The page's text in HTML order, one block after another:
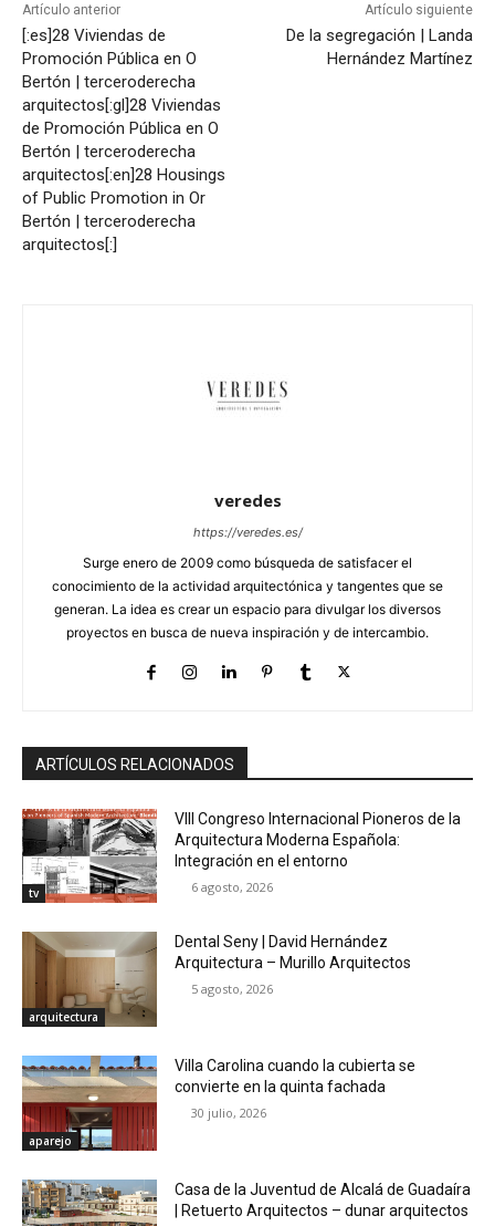
Artículo anterior
[:es]28 Viviendas de
Promoción Pública en O
Bertón | terceroderecha
arquitectos[:gl]28 Viviendas
de Promoción Pública en O
Bertón | terceroderecha
arquitectos[:en]28 Housings
of Public Promotion in Or
Bertón | terceroderecha
arquitectos[:]
Artículo siguiente
De la segregación | Landa
Hernández Martínez
veredes
https://veredes.es/
Surge enero de 2009 como búsqueda de satisfacer el
conocimiento de la actividad arquitectónica y tangentes que se
generan. La idea es crear un espacio para divulgar los diversos
proyectos en busca de nueva inspiración y de intercambio.
ARTÍCULOS RELACIONADOS
tv
VIII Congreso Internacional Pioneros de la
Arquitectura Moderna Española:
Integración en el entorno
6 agosto, 2026
arquitectura
Dental Seny | David Hernández
Arquitectura – Murillo Arquitectos
5 agosto, 2026
aparejo
Villa Carolina cuando la cubierta se
convierte en la quinta fachada
30 julio, 2026
Casa de la Juventud de Alcalá de Guadaíra
| Retuerto Arquitectos – dunar arquitectos